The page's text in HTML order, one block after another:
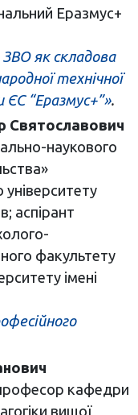
Еразмус+
ЗВО як складова
технічної
“Еразмус+”».
наукового
університету
аспірант
факультету
імені
кафедри
вищої